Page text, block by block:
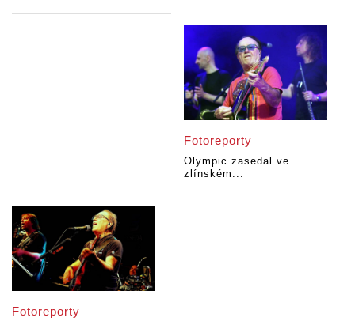
Fotoreporty
Olympic zasedal ve
zlínském...
Fotoreporty